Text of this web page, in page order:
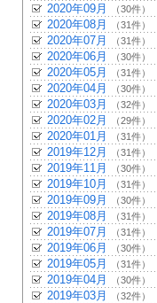
2020年09月 （30件）
2020年08月 （31件）
2020年07月 （31件）
2020年06月 （30件）
2020年05月 （31件）
2020年04月 （30件）
2020年03月 （32件）
2020年02月 （29件）
2020年01月 （31件）
2019年12月 （31件）
2019年11月 （30件）
2019年10月 （31件）
2019年09月 （30件）
2019年08月 （31件）
2019年07月 （31件）
2019年06月 （30件）
2019年05月 （31件）
2019年04月 （30件）
2019年03月 （32件）